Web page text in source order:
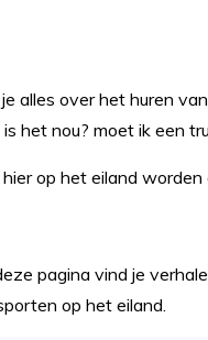
alles over het huren
het nou? moet ik een
op het eiland worden
pagina vind je
op het eiland.